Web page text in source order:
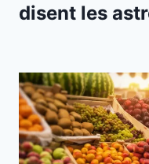
disent les